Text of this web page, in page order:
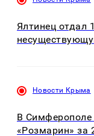
Ялтинец отдал
Новости Крыма
В Симферополе
«Розмарин» за